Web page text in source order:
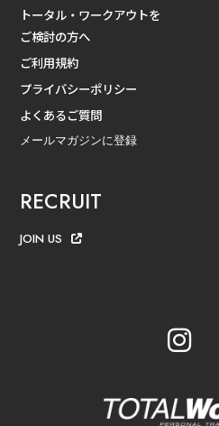
トータル・ワークアウトを
ご検討の方へ
ご利用規約
プライバシーポリシー
よくあるご質問
メールマガジンに登録
RECRUIT
JOIN US